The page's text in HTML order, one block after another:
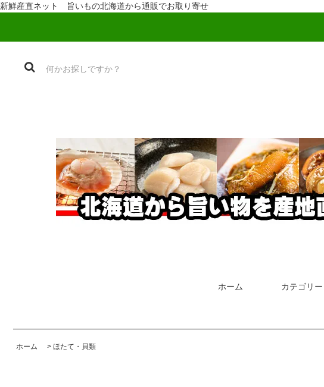
新鮮産直ネット 旨いもの北海道から通販でお取り寄せ
ホーム カテゴリー
ホーム > ほたて・貝類